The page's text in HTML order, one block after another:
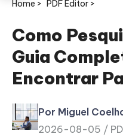
ReiBoot
for iOS
PDNob
PDF
Novo
Home > PDF Editor >
Como
Guia
Encontrar
Por Miguel
2026-08-05 /